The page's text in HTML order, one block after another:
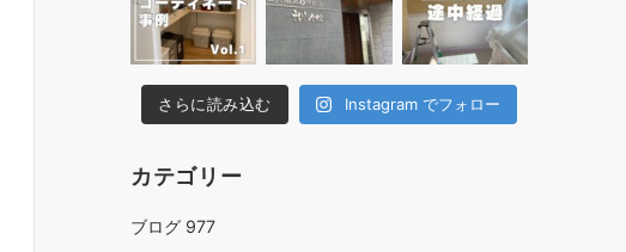
さらに読み込む Instagram でフォロー
カテゴリー
ブログ 977